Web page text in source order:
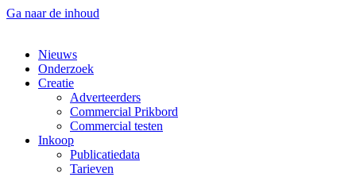
Ga naar de inhoud
Nieuws
Onderzoek
Creatie
Adverteerders
Commercial Prikbord
Commercial testen
Inkoop
Publicatiedata
Tarieven